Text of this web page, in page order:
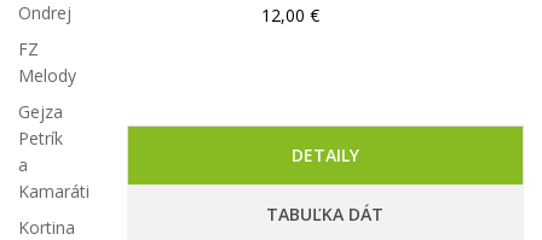
Ondrej
FZ
Melody
Gejza
Petrík
a
Kamaráti
Kortina
12,00 €
DETAILY
TABUĽKA DÁT